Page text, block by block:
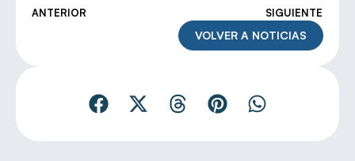
ANTERIOR SIGUIENTE
VOLVER A NOTICIAS